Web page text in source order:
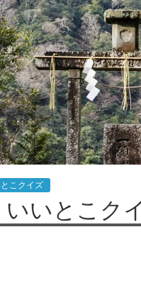
こクイズ
いいとこク